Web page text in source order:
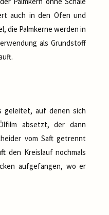
auch in den Ofen und
die Palmkerne werden in
als Grundstoff
geleitet, auf denen sich
absetzt, der dann
vom Saft getrennt
den Kreislauf nochmals
aufgefangen, wo er